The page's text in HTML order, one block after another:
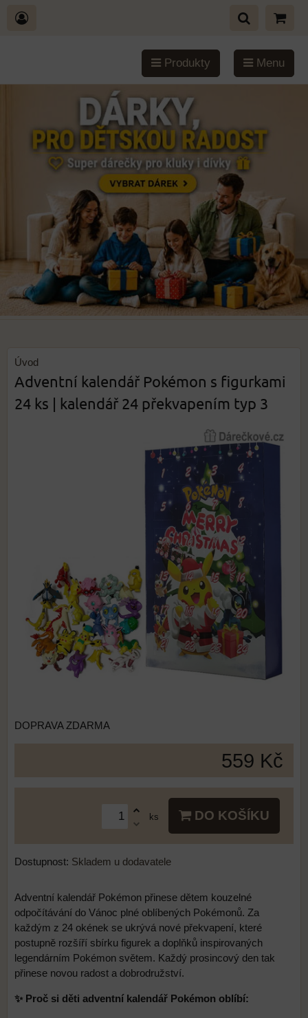
Produkty Menu
Úvod
Adventní kalendář Pokémon s figurkami
24 ks | kalendář 24 překvapením typ 3
DOPRAVA ZDARMA
559 Kč
ks DO KOŠÍKU
Dostupnost: Skladem u dodavatele
Adventní kalendář Pokémon přinese dětem kouzelné
odpočítávání do Vánoc plné oblíbených Pokémonů. Za
každým z 24 okének se ukrývá nové překvapení, které
postupně rozšíří sbírku figurek a doplňků inspirovaných
legendárním Pokémon světem. Každý prosincový den tak
přinese novou radost a dobrodružství.
✨ Proč si děti adventní kalendář Pokémon oblíbí: